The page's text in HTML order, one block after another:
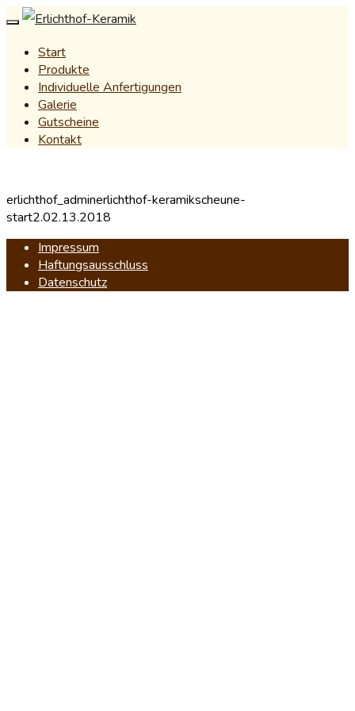
Start
Produkte
Individuelle Anfertigungen
Galerie
Gutscheine
Kontakt
erlichthof_adminerlichthof-keramikscheune-
start2.02.13.2018
Impressum
Haftungsausschluss
Datenschutz